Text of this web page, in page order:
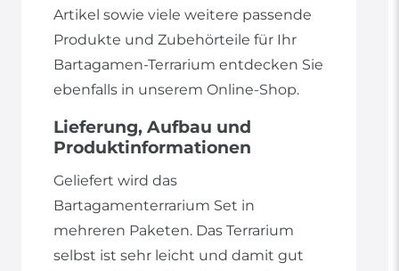
Artikel sowie viele weitere passende
Produkte und Zubehörteile für Ihr
Bartagamen-Terrarium entdecken Sie
ebenfalls in unserem Online-Shop.
Lieferung, Aufbau und
Produktinformationen
Geliefert wird das
Bartagamenterrarium Set in
mehreren Paketen. Das Terrarium
selbst ist sehr leicht und damit gut